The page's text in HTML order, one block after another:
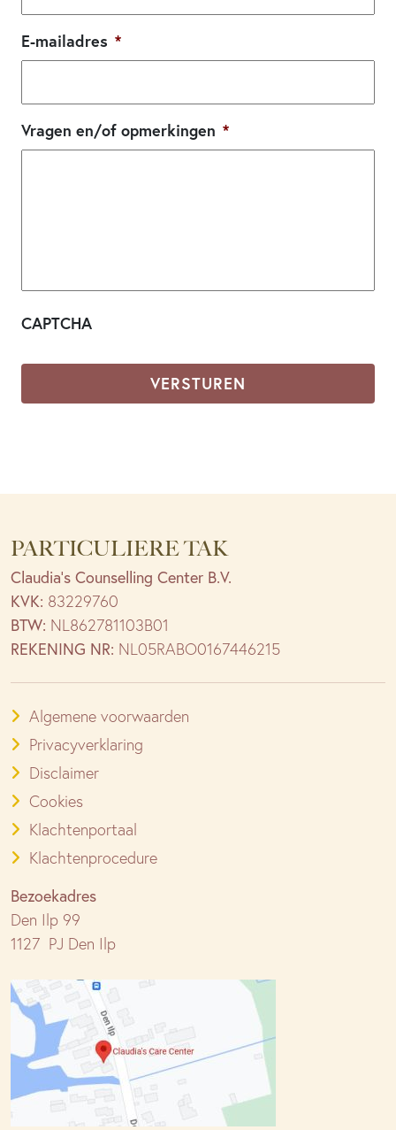
E-mailadres *
Vragen en/of opmerkingen *
CAPTCHA
PARTICULIERE TAK
Claudia’s Counselling Center B.V.
KVK: 83229760
BTW: NL862781103B01
REKENING NR: NL05RABO0167446215
Algemene voorwaarden
Privacyverklaring
Disclaimer
Cookies
Klachtenportaal
Klachtenprocedure
Bezoekadres
Den Ilp 99
1127 PJ Den Ilp